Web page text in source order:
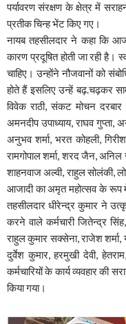
पर्यावरण संरक्षण के क्षेत्र में
प्रतीक चिन्ह भेंट किए गए।
नायब तहसीलदार ने कहा कि
कारण प्रदूषित होती जा रही है।
चाहिए। उन्होंने नौजवानों को
होते हैं इसलिए उन्हें बढ़.चढ़कर
विवेक राठी, संकट मोचन दरबार
अमनदीप उपाध्याय, राघव गुप्ता,
अनुभव शर्मा, भरत कोहली,
रामगोपाल शर्मा, शरद जैन, अनिल
शाहनवाज अल्वी, राहुल सोलंकी,
आजादी का अमृत महोत्सव के रूप
तहसीलदार धीरेन्द्र कुमार ने
करने वाले कर्मचारी जितेन्द्र
राहुल कुमार सक्सेना, राजेश
दुर्वेश कुमार, हरमुखी देवी,
कर्मचारियों के कार्य व्यवहार की
किया गया।